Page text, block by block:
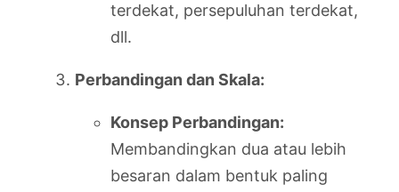
terdekat, persepuluhan terdekat,
dll.
Perbandingan dan Skala:
Konsep Perbandingan:
Membandingkan dua atau lebih
besaran dalam bentuk paling